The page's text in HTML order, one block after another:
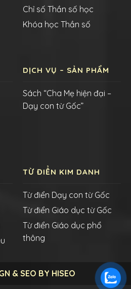
Chỉ số Thần số học
Khóa học Thần số
DỊCH VỤ – SẢN PHẨM
Sách “Cha Mẹ hiện đại –
Dạy con từ Gốc”
TỪ ĐIỂN KIM DANH
Từ điển Dạy con từ Gốc
Từ điển Giáo dục từ Gốc
Từ điển Giáo dục phổ
thông
& SEO BY HISEO